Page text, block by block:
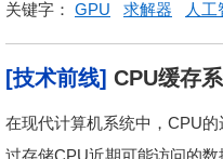
关键字： GPU 求解器 人工
[技术前线] CPU缓存
在现代计算机系统中，CPU
过存储CPU近期可能访问的